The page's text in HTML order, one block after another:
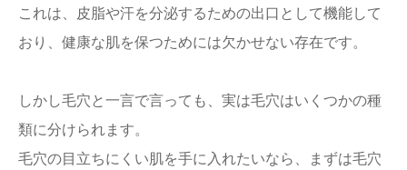
これは、皮脂や汗を分泌するための出口として機能して
おり、健康な肌を保つためには欠かせない存在です。
しかし毛穴と一言で言っても、実は毛穴はいくつかの種
類に分けられます。
毛穴の目立ちにくい肌を手に入れたいなら、まずは毛穴